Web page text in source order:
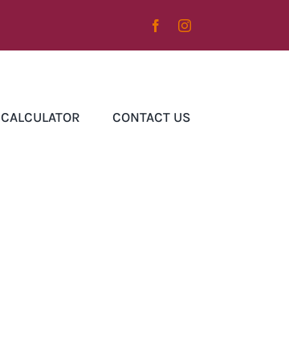
CALCULATOR CONTACT US